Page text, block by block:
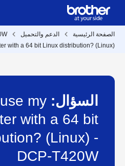
الصفحة الرئيسية الدعم والتحميل
with a 64 bit Linux distribution? (Linux)
السؤال:
my
with a 64 bit
(Linux) -
DCP-T420W